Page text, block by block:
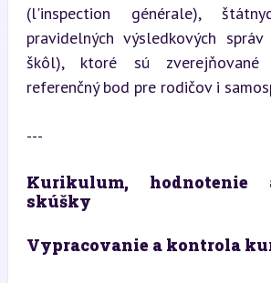
(l'inspection générale),
pravidelných výsledkových správ
škôl), ktoré sú
referenčný bod pre rodičov i
---
Kurikulum, hodnotenie
skúšky
Vypracovanie a kontrola